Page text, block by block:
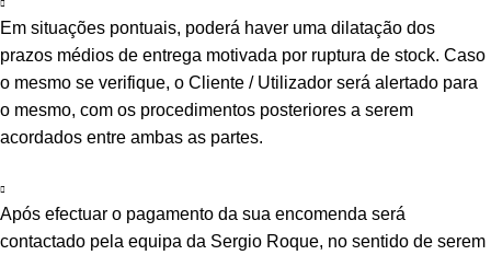
Em situações pontuais, poderá haver uma dilatação dos
prazos médios de entrega motivada por ruptura de stock. Caso
o mesmo se verifique, o Cliente / Utilizador será alertado para
o mesmo, com os procedimentos posteriores a serem
acordados entre ambas as partes.
Após efectuar o pagamento da sua encomenda será
contactado pela equipa da Sergio Roque, no sentido de serem